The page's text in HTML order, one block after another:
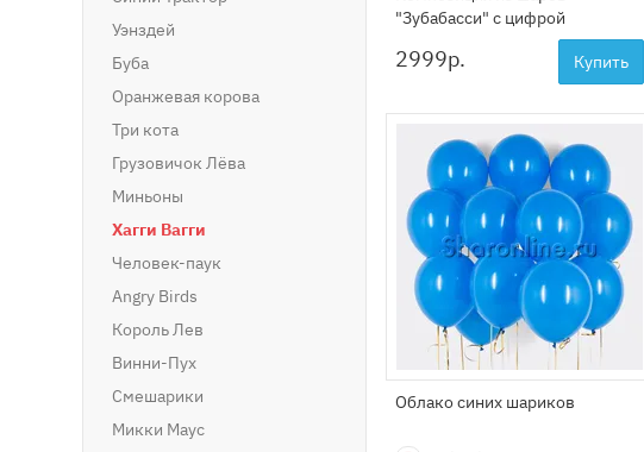
Уэнздей
Буба
Оранжевая корова
Три кота
Грузовичок Лёва
Миньоны
Хагги Вагги
Человек-паук
Angry Birds
Король Лев
Винни-Пух
Смешарики
Микки Маус
"Зубабасси" с цифрой
2999р. Купить
Облако синих шариков